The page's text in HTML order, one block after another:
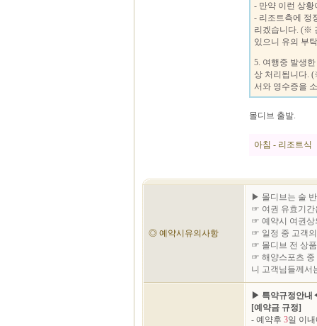
- 만약 이런 상
- 리조트측에 정
리겠습니다. (※
있으니 유의 부
5. 여행중 발생
상 처리됩니다.
서와 영수증을
몰디브 출발.
아침 - 리조트식
◎ 예약시유의사항
▶ 몰디브는 술
☞ 여권 유효기간
☞ 예약시 여권상
☞ 일정 중 고객
☞ 몰디브 전 상품
☞ 해양스포츠 중
니 고객님들께서
▶ 특약규정안
[예약금 규정]
- 예약후 3일 이